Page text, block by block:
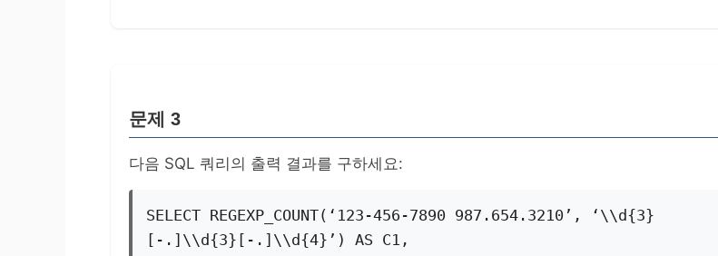
문제 3
다음 SQL 쿼리의 출력 결과를 구하세요:
SELECT REGEXP_COUNT(‘123-456-7890 987.654.3210’, ‘\\d{3}
[-.]\\d{3}[-.]\\d{4}’) AS C1,